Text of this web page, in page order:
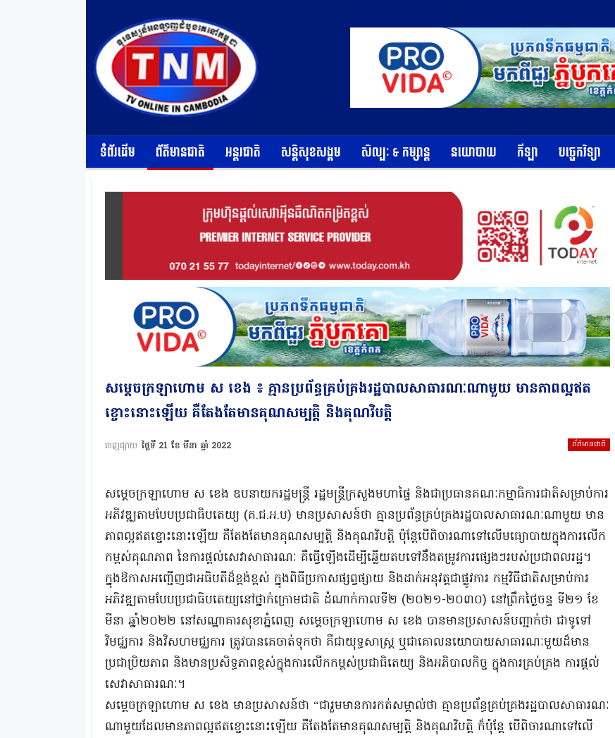
ទំព័រដើម ព័ត៌មានជាតិ អន្តរជាតិ សន្តិសុខសង្គម សិល្បៈ & កម្សាន្ត នយោបាយ កីឡា បច្ចេកវិទ្យា
សម្ដេចក្រឡាហោម ស ខេង ៖ គ្មានប្រព័ន្ធគ្រប់គ្រងរដ្ឋបាលសាធារណៈណាមួយ មានភាពល្អឥត
ខ្ចោះនោះឡើយ គឺតែងតែមានគុណសម្បត្តិ និងគុណវិបត្តិ
ព័ត៌មានជាតិ
ចេញផ្សាយ ថ្ងៃទី 21 ខែ មីនា ឆ្នាំ 2022
សម្ដេចក្រឡាហោម ស ខេង ឧបនាយករដ្ឋមន្ដ្រី រដ្ឋមន្ដ្រីក្រសួងមហាផ្ទៃ និងជាប្រធានគណៈកម្មាធិការជាតិសម្រាប់ការ
អភិវឌ្ឍតាមបែបប្រជាធិបតេយ្យ (គ.ជ.អ.ប) មានប្រសាសន៍ថា គ្មានប្រព័ន្ធគ្រប់គ្រងរដ្ឋបាលសាធារណៈណាមួយ មាន
ភាពល្អឥតខ្ចោះនោះឡើយ គឺតែងតែមានគុណសម្បត្តិ និងគុណវិបត្តិ ប៉ុន្តែបើពិចារណាទៅលើមធ្យោបាយក្នុងការលើក
កម្ពស់គុណភាព នៃការផ្តល់សេវាសាធារណៈ គឺធ្វើឡើងដើម្បីឆ្លើយតបទៅនឹងតម្រូវការផ្សេងៗរបស់ប្រជាពលរដ្ឋ។
ក្នុងឱកាសអញ្ជើញជាអធិបតីដ៏ខ្ពង់ខ្ពស់ ក្នុងពិធីប្រកាសផ្សព្វផ្សាយ និងដាក់អនុវត្តជាផ្លូវការ កម្មវិធីជាតិសម្រាប់ការ
អភិវឌ្ឍតាមបែបប្រជាធិបតេយ្យនៅថ្នាក់ក្រោមជាតិ ដំណាក់កាលទី២ (២០២១-២០៣០) នៅព្រឹកថ្ងៃចន្ទ ទី២១ ខែ
មីនា ឆ្នាំ២០២២ នៅសណ្ឋាគារសុខាភ្នំពេញ សម្ដេចក្រឡាហោម ស ខេង បានមានប្រសាសន៍បញ្ជាក់ថា ជាទូទៅ
វិមជ្ឈការ និងវិសហមជ្ឈការ ត្រូវបានគេចាត់ទុកថា គឺជាយុទ្ធសាស្ដ្រ ឬជាគោលនយោបាយសាធារណៈមួយដ៏មាន
ប្រជាប្រិយភាព និងមានប្រសិទ្ធភាពខ្ពស់ក្នុងការលើកកម្ពស់ប្រជាធិតេយ្យ និងអភិបាលកិច្ច ក្នុងការគ្រប់គ្រង ការផ្ដល់
សេវាសាធារណៈ។
សម្ដេចក្រឡាហោម ស ខេង មានប្រសាសន៍ថា “ជារួមមានការកត់សម្គាល់ថា គ្មានប្រព័ន្ធគ្រប់គ្រងរដ្ឋបាលសាធារណៈ
ណាមួយដែលមានភាពល្អឥតខ្ចោះនោះឡើយ គឺតែងតែមានគុណសម្បត្តិ និងគុណវិបត្តិ ក៏ប៉ុន្តែ បើពិចារណាទៅលើ